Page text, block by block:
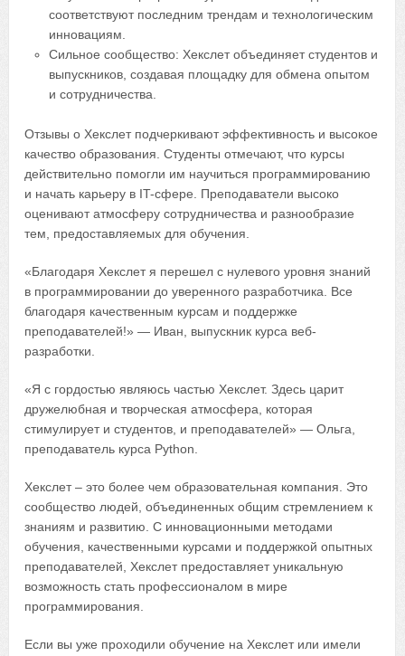
соответствуют последним трендам и технологическим
инновациям.
Сильное сообщество: Хекслет объединяет студентов и
выпускников, создавая площадку для обмена опытом
и сотрудничества.
Отзывы о Хекслет подчеркивают эффективность и высокое
качество образования. Студенты отмечают, что курсы
действительно помогли им научиться программированию
и начать карьеру в IT-сфере. Преподаватели высоко
оценивают атмосферу сотрудничества и разнообразие
тем, предоставляемых для обучения.
«Благодаря Хекслет я перешел с нулевого уровня знаний
в программировании до уверенного разработчика. Все
благодаря качественным курсам и поддержке
преподавателей!» — Иван, выпускник курса веб-
разработки.
«Я с гордостью являюсь частью Хекслет. Здесь царит
дружелюбная и творческая атмосфера, которая
стимулирует и студентов, и преподавателей» — Ольга,
преподаватель курса Python.
Хекслет – это более чем образовательная компания. Это
сообщество людей, объединенных общим стремлением к
знаниям и развитию. С инновационными методами
обучения, качественными курсами и поддержкой опытных
преподавателей, Хекслет предоставляет уникальную
возможность стать профессионалом в мире
программирования.
Если вы уже проходили обучение на Хекслет или имели